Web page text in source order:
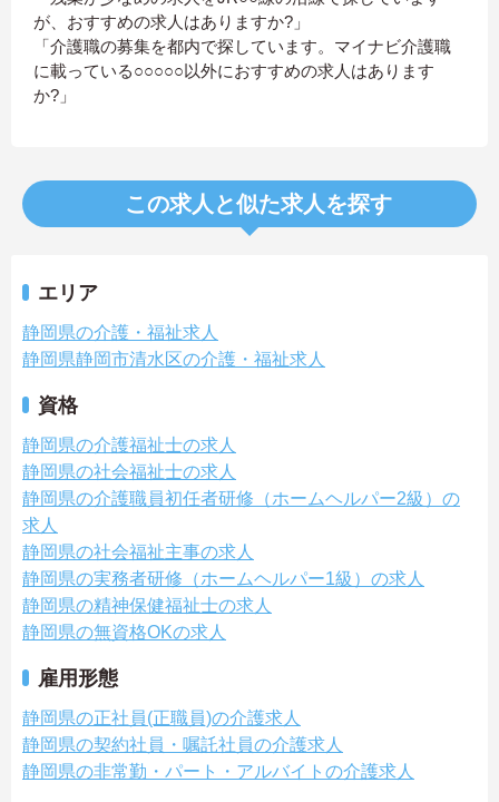
が、おすすめの求人はありますか?」
「介護職の募集を都内で探しています。マイナビ介護職
に載っている○○○○○以外におすすめの求人はあります
か?」
この求人と似た求人を探す
エリア
静岡県の介護・福祉求人
静岡県静岡市清水区の介護・福祉求人
資格
静岡県の介護福祉士の求人
静岡県の社会福祉士の求人
静岡県の介護職員初任者研修（ホームヘルパー2級）の
求人
静岡県の社会福祉主事の求人
静岡県の実務者研修（ホームヘルパー1級）の求人
静岡県の精神保健福祉士の求人
静岡県の無資格OKの求人
雇用形態
静岡県の正社員(正職員)の介護求人
静岡県の契約社員・嘱託社員の介護求人
静岡県の非常勤・パート・アルバイトの介護求人